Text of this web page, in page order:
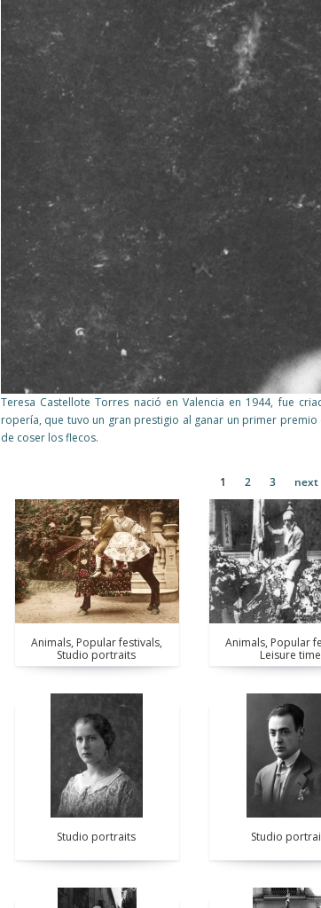
Teresa Castellote Torres nació en Valencia en 1944, fue
ropería, que tuvo un gran prestigio al ganar un primer
de coser los flecos.
1 2 3 next
Animals, Popular festivals,
Studio portraits
Animals, Popular
Leisure time
Studio portraits Studio
Pages